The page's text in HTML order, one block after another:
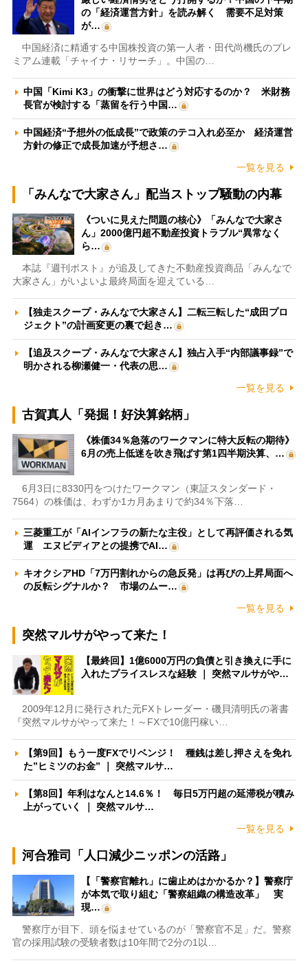
の「経済運営方針」を読み解く 需要不足対策
が…
中国経済に精通する中国株投資の第一人者・田代尚機氏のプレ
ミアム連載「チャイナ・リサーチ」。中国の…
中国「Kimi K3」の衝撃に世界はどう対応するのか？ 米財務
長官が検討する「蒸留を行う中国…
中国経済“予想外の低成長”で政策のテコ入れ必至か 経済運営
方針の修正で成長加速が予想さ…
一覧を見る
「みんなで大家さん」配当ストップ騒動の内幕
《ついに見えた問題の核心》「みんなで大家さ
ん」2000億円超不動産投資トラブル“異常なく
ら…
本誌『週刊ポスト』が追及してきた不動産投資商品「みんなで
大家さん」がいよいよ最終局面を迎えている…
【独走スクープ・みんなで大家さん】二転三転した“成田プロ
ジェクト”の計画変更の裏で起き…
【追及スクープ・みんなで大家さん】独占入手“内部議事録”で
明かされる柳瀬健一・代表の思…
一覧を見る
古賀真人「発掘！好決算銘柄」
《株価34％急落のワークマンに特大反転の期待》
6月の売上低迷を吹き飛ばす第1四半期決算、…
6月3日に8330円をつけたワークマン（東証スタンダード・
7564）の株価は、わずか1カ月あまりで約34％下落…
三菱重工が「AIインフラの新たな主役」として再評価される気
運 エヌビディアとの提携でAI…
キオクシアHD「7万円割れからの急反発」は再びの上昇局面へ
の反転シグナルか？ 市場のムー…
一覧を見る
突然マルサがやって来た！
【最終回】1億6000万円の負債と引き換えに手に
入れたプライスレスな経験 ｜ 突然マルサがや…
2009年12月に発行された元FXトレーダー・磯貝清明氏の著書
『突然マルサがやって来た！～FXで10億円稼い…
【第9回】もう一度FXでリベンジ！ 種銭は差し押さえを免れ
た”ヒミツのお金” ｜ 突然マルサ…
【第8回】年利はなんと14.6％！ 毎日5万円超の延滞税が積み
上がっていく ｜ 突然マルサ…
一覧を見る
河合雅司「人口減少ニッポンの活路」
【「警察官離れ」に歯止めはかかるか？】警察庁
が本気で取り組む「警察組織の構造改革」 実
現…
警察庁が目下、頭を悩ませているのが「警察官不足」だ。警察
官の採用試験の受験者数は10年間で2分の1以…